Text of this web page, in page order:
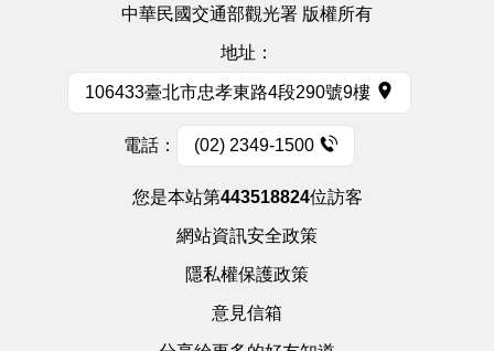
中華民國交通部觀光署 版權所有
地址：
106433臺北市忠孝東路4段290號9樓
電話： (02) 2349-1500
您是本站第443518824位訪客
網站資訊安全政策
隱私權保護政策
意見信箱